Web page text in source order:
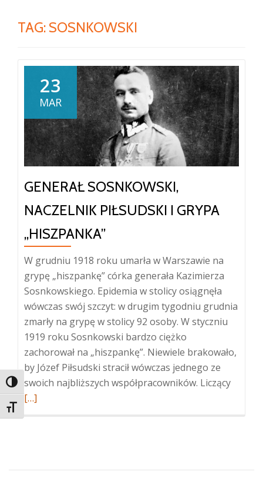
TOGGLE HIGH CONTRAST
TOGGLE FONT SIZE
TAG: SOSNKOWSKI
23
MAR
GENERAŁ SOSNKOWSKI,
NACZELNIK PIŁSUDSKI I GRYPA
„HISZPANKA”
W grudniu 1918 roku umarła w Warszawie na
grypę „hiszpankę” córka generała Kazimierza
Sosnkowskiego. Epidemia w stolicy osiągnęła
wówczas swój szczyt: w drugim tygodniu grudnia
zmarły na grypę w stolicy 92 osoby. W styczniu
1919 roku Sosnkowski bardzo ciężko
zachorował na „hiszpankę”. Niewiele brakowało,
by Józef Piłsudski stracił wówczas jednego ze
swoich najbliższych współpracowników. LiczącyWięcej
grypa
[…]